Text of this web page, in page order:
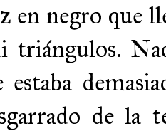
en negro que
triángulos.
estaba
de